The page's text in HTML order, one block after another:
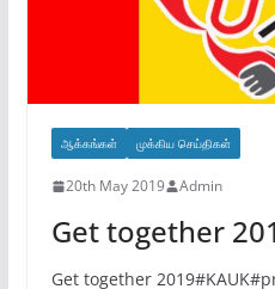
ஆக்கங்கள் முக்கிய செய்திகள்
20th May 2019 Admin
Get together
Get together